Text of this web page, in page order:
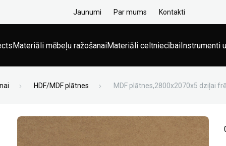
Jaunumi Par mums Kontakti
Materiāli mēbeļu ražošanaiMateriāli celtniecībaiInstrumenti
HDF/MDF plātnes MDF plātnes,2800x2070x5 dziļai